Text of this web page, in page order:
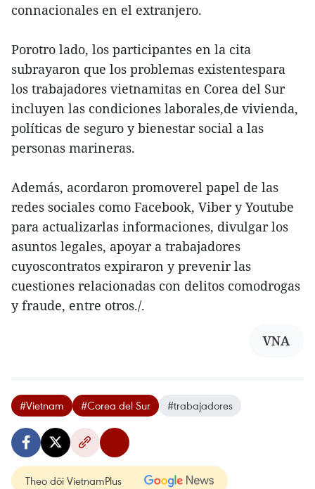
connacionales en el extranjero.
Porotro lado, los participantes en la cita
subrayaron que los problemas existentespara
los trabajadores vietnamitas en Corea del Sur
incluyen las condiciones laborales,de vivienda,
políticas de seguro y bienestar social a las
personas marineras.
Además, acordaron promoverel papel de las
redes sociales como Facebook, Viber y Youtube
para actualizarlas informaciones, divulgar los
asuntos legales, apoyar a trabajadores
cuyoscontratos expiraron y prevenir las
cuestiones relacionadas con delitos comodrogas
y fraude, entre otros./.
VNA
#Vietnam #Corea del Sur #trabajadores
Theo dõi VietnamPlus